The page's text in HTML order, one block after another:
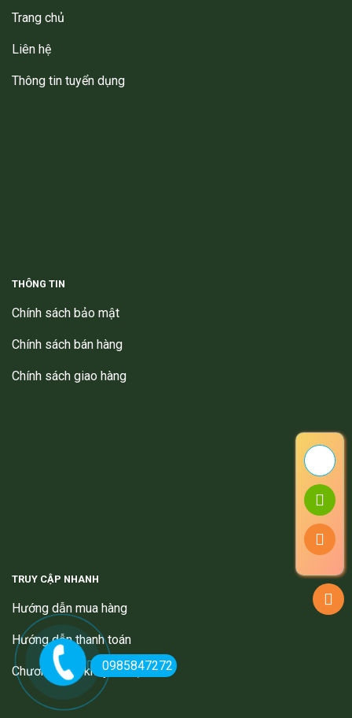
Trang chủ
Liên hệ
Thông tin tuyển dụng
THÔNG TIN
Chính sách bảo mật
Chính sách bán hàng
Chính sách giao hàng
TRUY CẬP NHANH
Hướng dẫn mua hàng
Hướng dẫn thanh toán
Chương trình khuyến mại
0985847272